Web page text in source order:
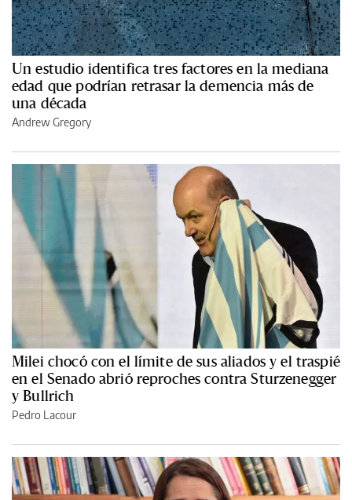
Un estudio identifica tres factores en la mediana
edad que podrían retrasar la demencia más de
una década
Andrew Gregory
Milei chocó con el límite de sus aliados y el traspié
en el Senado abrió reproches contra Sturzenegger
y Bullrich
Pedro Lacour